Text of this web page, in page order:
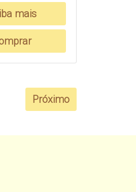
mais
Próximo